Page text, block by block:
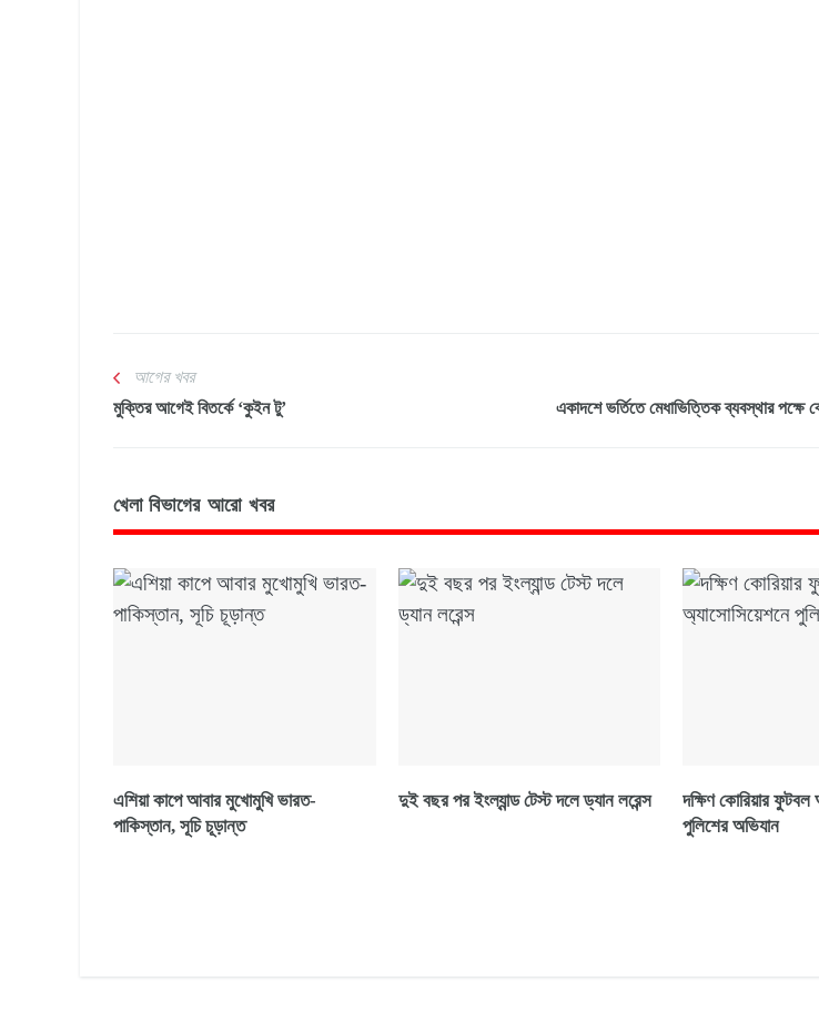
আগের খবর
মুক্তির আগেই বিতর্কে ‘কুইন টু’
একাদশে ভর্তিতে মেধাভিত্তিক ব্যবস্থার পক্ষে
খেলা বিভাগের আরো খবর
এশিয়া কাপে আবার মুখোমুখি ভারত-
পাকিস্তান, সূচি চূড়ান্ত
দুই বছর পর ইংল্যান্ড টেস্ট দলে ড্যান লরেন্স
দক্ষিণ কোরিয়ার ফুটবল
পুলিশের অভিযান